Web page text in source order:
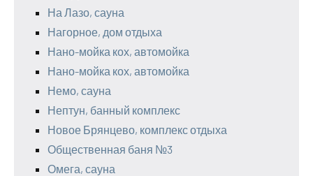
На Лазо, сауна
Нагорное, дом отдыха
Нано-мойка кох, автомойка
Нано-мойка кох, автомойка
Немо, сауна
Нептун, банный комплекс
Новое Брянцево, комплекс отдыха
Общественная баня №3
Омега, сауна